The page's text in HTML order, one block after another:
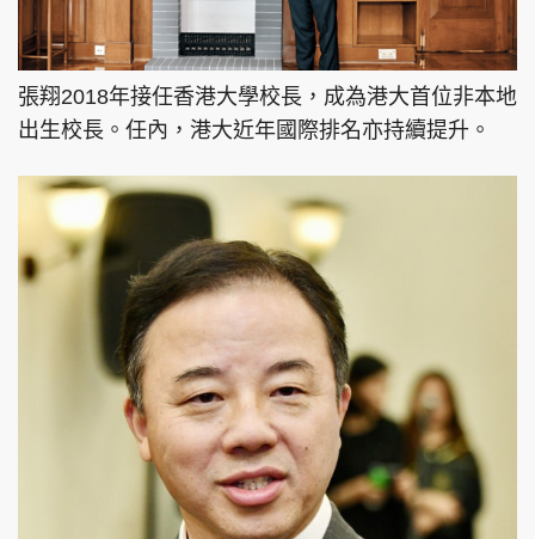
張翔2018年接任香港大學校長，成為港大首位非本地
出生校長。任內，港大近年國際排名亦持續提升。